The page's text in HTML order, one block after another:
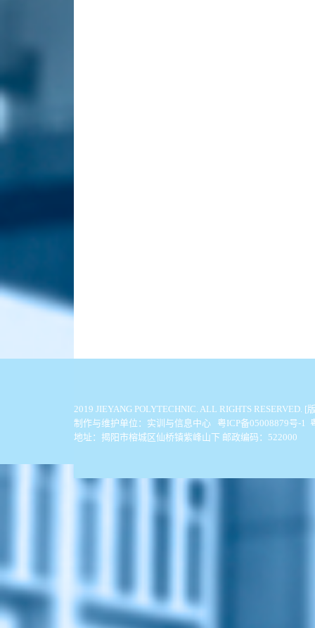
2019 JIEYANG POLYTECHNIC. ALL
制作与维护单位：实训与信息中心 粤ICP备05008879号-1
地址：揭阳市榕城区仙桥镇紫峰山下 邮政编码：522000